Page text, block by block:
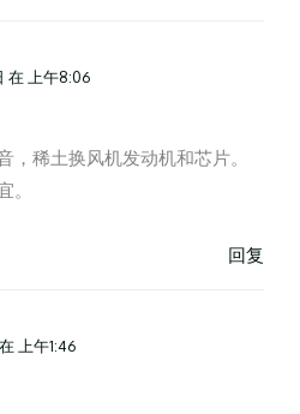
在 上午8:06
，稀土换风机发动机和芯片。
。
回复
上午1:46